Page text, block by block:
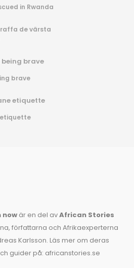
in Rwanda
de värsta
brave
now är en del avAfrican Stories
författarna och Afrikaexperterna
Karlsson. Läs mer om deras
guider på: africanstories.se